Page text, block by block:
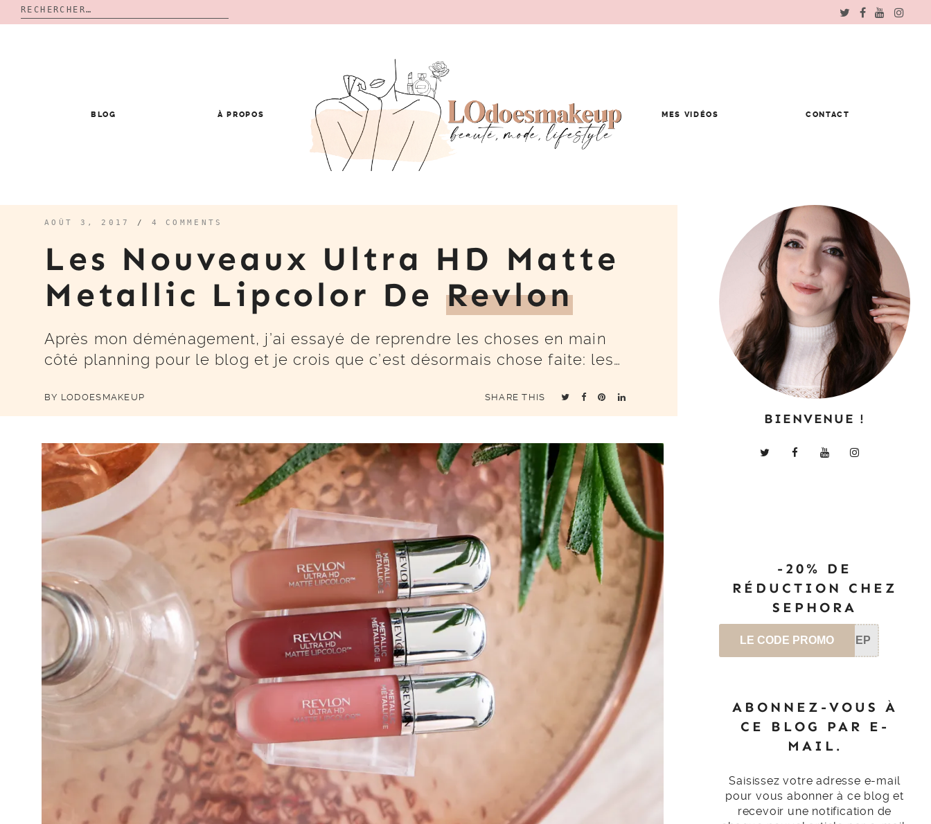
Rechercher :
BLOG À PROPOS MES VIDÉOS CONTACT
AOÛT 3, 2017 / 4 COMMENTS
Les Nouveaux Ultra HD Matte
Metallic Lipcolor De Revlon
Après mon déménagement, j’ai essayé de reprendre les choses en main
côté planning pour le blog et je crois que c’est désormais chose faite: les…
BY LODOESMAKEUP SHARE THIS
BIENVENUE !
-20% DE
RÉDUCTION CHEZ
SEPHORA
LE CODE PROMO SEP
ABONNEZ-VOUS À
CE BLOG PAR E-
MAIL.
Saisissez votre adresse e-mail
pour vous abonner à ce blog et
recevoir une notification de